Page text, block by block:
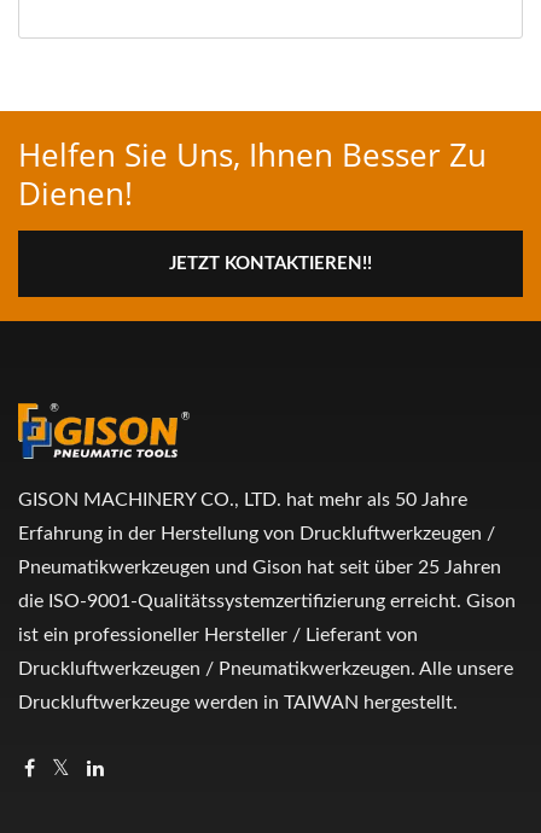
Helfen Sie Uns, Ihnen Besser Zu
Dienen!
JETZT KONTAKTIEREN!!
GISON MACHINERY CO., LTD. hat mehr als 50 Jahre
Erfahrung in der Herstellung von Druckluftwerkzeugen /
Pneumatikwerkzeugen und Gison hat seit über 25 Jahren
die ISO-9001-Qualitätssystemzertifizierung erreicht. Gison
ist ein professioneller Hersteller / Lieferant von
Druckluftwerkzeugen / Pneumatikwerkzeugen. Alle unsere
Druckluftwerkzeuge werden in TAIWAN hergestellt.